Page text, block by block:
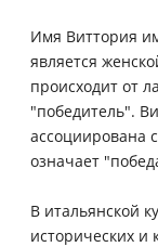
Имя Виттория
является
происходит от
"победитель".
ассоциирована
означает
В итальянской
исторических и